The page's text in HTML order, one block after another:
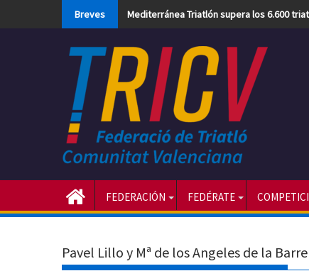
Breves Mediterránea Triatlón supera los 6.600
FEDERACIÓN FEDÉRATE
Pavel Lillo y Mª de los Angeles de la